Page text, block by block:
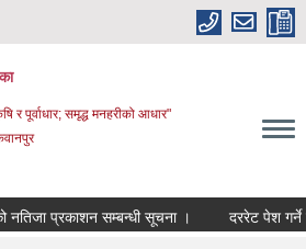
र पूर्वाधार; समृद्ध मनहरीको आधार"
प्रकाशन सम्बन्धी सूचना । दररेट पेश गर्ने